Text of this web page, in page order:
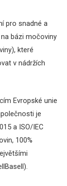
pro snadné a
bázi močoviny
které
v nádržích
Evropské unie
je
a ISO/IEC
100%